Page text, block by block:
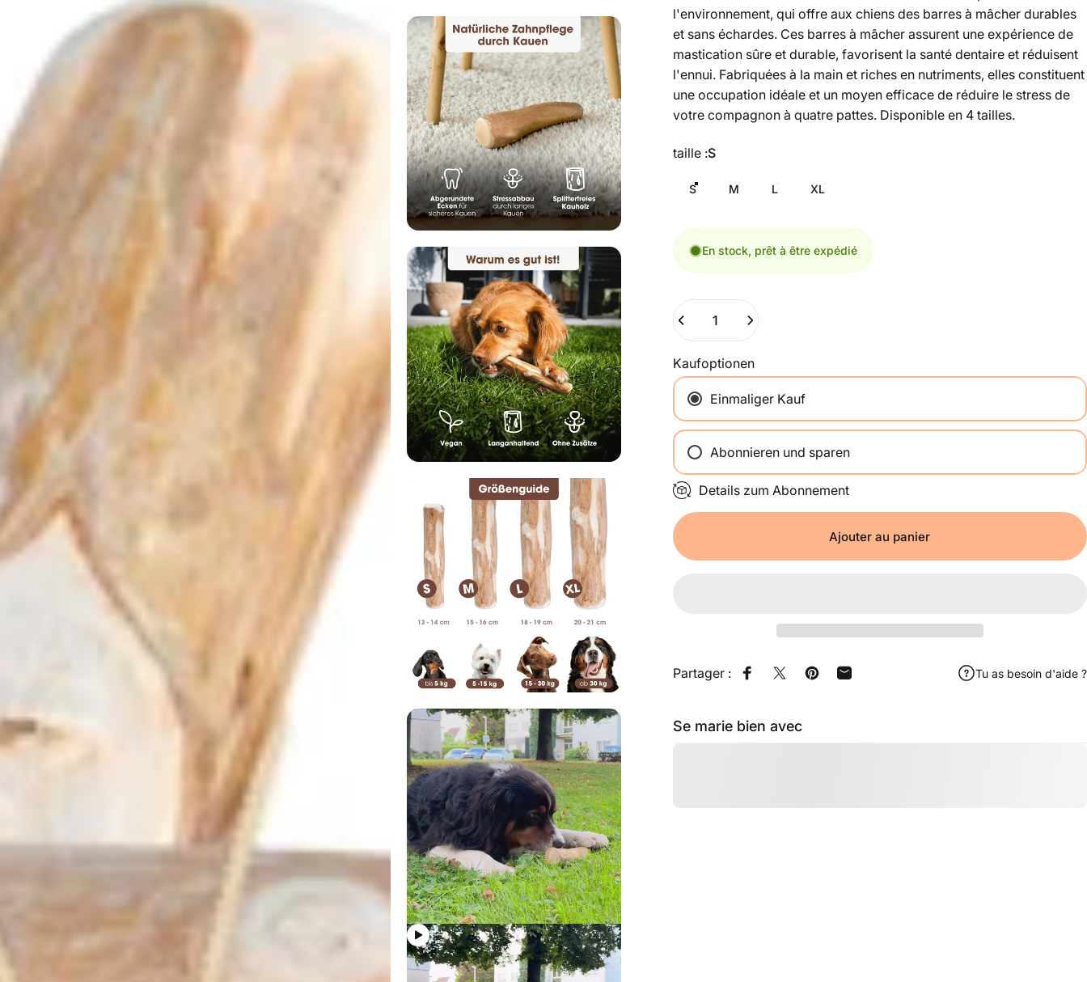
l'environnement, qui offre aux chiens des barres à mâcher durables
et sans échardes. Ces barres à mâcher assurent une expérience de
mastication sûre et durable, favorisent la santé dentaire et réduisent
l'ennui. Fabriquées à la main et riches en nutriments, elles constituent
une occupation idéale et un moyen efficace de réduire le stress de
votre compagnon à quatre pattes. Disponible en 4 tailles.
Taille
taille :S
S M L XL
En stock, prêt à être expédié
Kaufoptionen
Einmaliger Kauf
Abonnieren und sparen
Alle 2 Wochen
Einmal im Monat
Details zum Abonnement
Ajouter au panier
Partager : Partager sur Facebook
Partager sur X
Épingler sur Pinterest
Partager par e-mail Tu as besoin d'aide ?
Se marie bien avec